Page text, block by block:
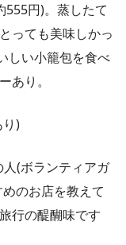
555円)。蒸したて
っても美味しかっ
しい小籠包を食べ
あり。
)
(ボランティアガ
のお店を教えて
行の醍醐味です